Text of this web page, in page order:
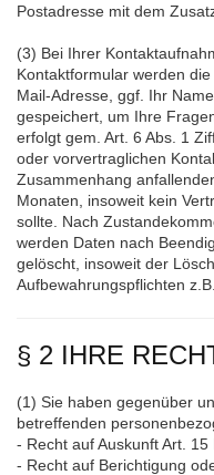
Postadresse mit dem
(3) Bei Ihrer
Kontaktformular werden
Mail-Adresse, ggf. Ihr
gespeichert, um Ihre
erfolgt gem. Art. 6 Abs. 1
oder vorvertraglichen
Zusammenhang
Monaten, insoweit kein
sollte. Nach
werden Daten nach
gelöscht, insoweit der
Aufbewahrungspflichten
§ 2 IHRE
(1) Sie haben gegenüber
betreffenden
- Recht auf Auskunft Art. 15
- Recht auf Berichtigung